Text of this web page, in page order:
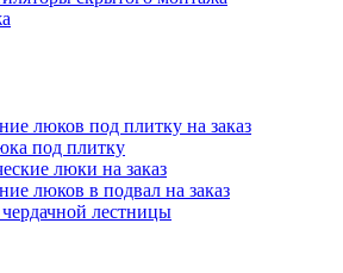
люков под плитку на заказ
под плитку
люки на заказ
люков в подвал на заказ
лестницы